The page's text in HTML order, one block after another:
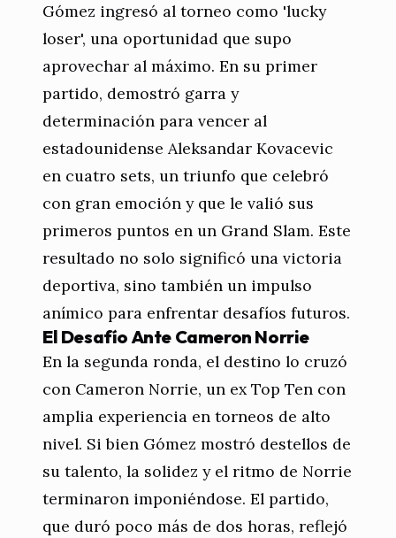
Gómez ingresó al torneo como 'lucky
loser', una oportunidad que supo
aprovechar al máximo. En su primer
partido, demostró garra y
determinación para vencer al
estadounidense Aleksandar Kovacevic
en cuatro sets, un triunfo que celebró
con gran emoción y que le valió sus
primeros puntos en un Grand Slam. Este
resultado no solo significó una victoria
deportiva, sino también un impulso
anímico para enfrentar desafíos futuros.
El Desafío Ante Cameron Norrie
En la segunda ronda, el destino lo cruzó
con Cameron Norrie, un ex Top Ten con
amplia experiencia en torneos de alto
nivel. Si bien Gómez mostró destellos de
su talento, la solidez y el ritmo de Norrie
terminaron imponiéndose. El partido,
que duró poco más de dos horas, reflejó